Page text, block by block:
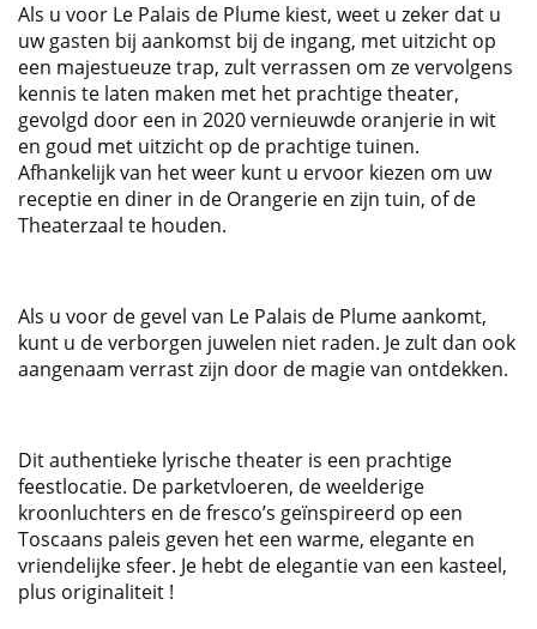
Als u voor Le Palais de Plume kiest, weet u zeker dat u
uw gasten bij aankomst bij de ingang, met uitzicht op
een majestueuze trap, zult verrassen om ze vervolgens
kennis te laten maken met het prachtige theater,
gevolgd door een in 2020 vernieuwde oranjerie in wit
en goud met uitzicht op de prachtige tuinen.
Afhankelijk van het weer kunt u ervoor kiezen om uw
receptie en diner in de Orangerie en zijn tuin, of de
Theaterzaal te houden.
Als u voor de gevel van Le Palais de Plume aankomt,
kunt u de verborgen juwelen niet raden. Je zult dan ook
aangenaam verrast zijn door de magie van ontdekken.
Dit authentieke lyrische theater is een prachtige
feestlocatie. De parketvloeren, de weelderige
kroonluchters en de fresco’s geïnspireerd op een
Toscaans paleis geven het een warme, elegante en
vriendelijke sfeer. Je hebt de elegantie van een kasteel,
plus originaliteit !